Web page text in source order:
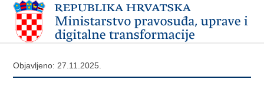
Objavljeno: 27.11.2025.